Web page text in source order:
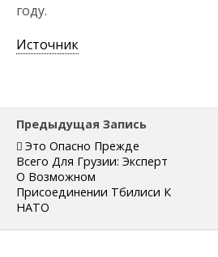
году.
Источник
Предыдущая Запись
Это Опасно Прежде
Всего Для Грузии: Эксперт
О Возможном
Присоединении Тбилиси К
НАТО